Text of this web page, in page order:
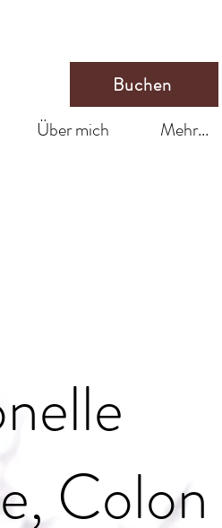
Buchen
Über mich Mehr...
Colon